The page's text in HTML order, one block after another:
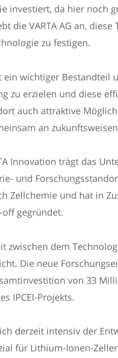
investiert, da hier noch
die VARTA AG an,
zu festigen.
ein wichtiger
zu erzielen und diese
auch attraktive
an
Innovation trägt das
und
Zellchemie und hat in
gegründet.
zwischen dem
Die neue
von 33
IPCEI-Projekts.
derzeit intensiv der
für Lithium-Ionen-